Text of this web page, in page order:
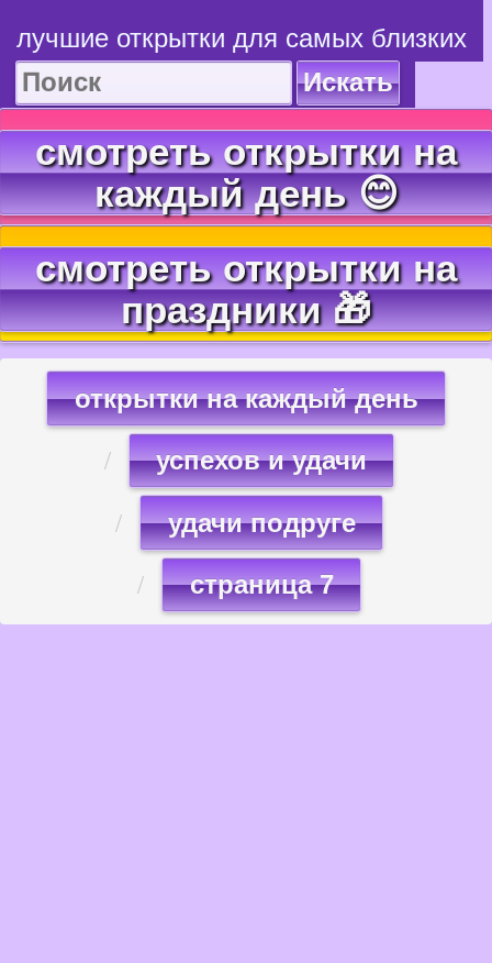
лучшие открытки для самых близких
Искать
смотреть открытки на
каждый день 😊
смотреть открытки на
праздники 🎁
открытки на каждый день
успехов и удачи
удачи подруге
страница 7